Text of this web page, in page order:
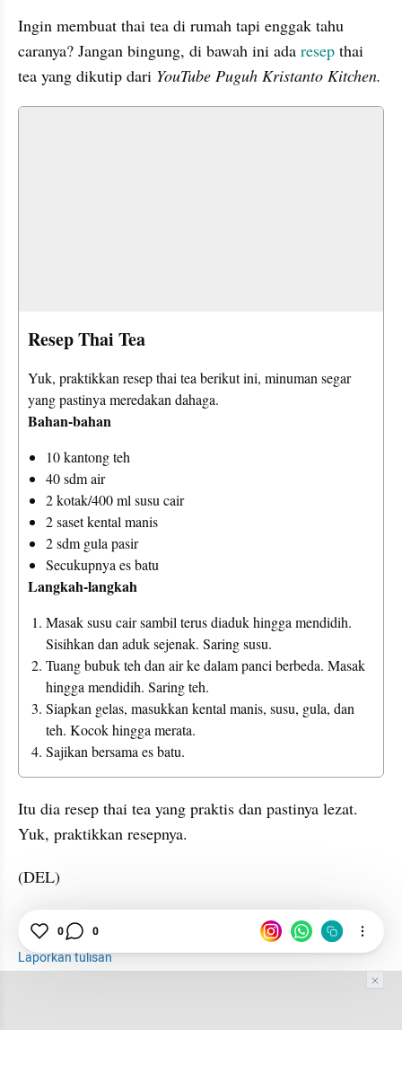
Ingin membuat thai tea di rumah tapi enggak tahu
caranya? Jangan bingung, di bawah ini ada resep thai
tea yang dikutip dari YouTube Puguh Kristanto Kitchen.
Resep Thai Tea
Yuk, praktikkan resep thai tea berikut ini, minuman segar
yang pastinya meredakan dahaga.
Bahan-bahan
10 kantong teh
40 sdm air
2 kotak/400 ml susu cair
2 saset kental manis
2 sdm gula pasir
Secukupnya es batu
Langkah-langkah
Masak susu cair sambil terus diaduk hingga mendidih.
Sisihkan dan aduk sejenak. Saring susu.
Tuang bubuk teh dan air ke dalam panci berbeda. Masak
hingga mendidih. Saring teh.
Siapkan gelas, masukkan kental manis, susu, gula, dan
teh. Kocok hingga merata.
Sajikan bersama es batu.
Itu dia resep thai tea yang praktis dan pastinya lezat.
Yuk, praktikkan resepnya.
(DEL)
Resep Thai Tea
Laporkan tulisan
0 0